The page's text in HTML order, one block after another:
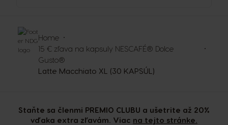
Staňte sa členmi PREMIO CLUBU a ušetrite až 20%
vďaka extra zľavám. Viac na tejto stránke.
Home
15 € zľava na kapsuly NESCAFÉ® Dolce
Gusto®
Latte Macchiato XL (30 KAPSÚL)